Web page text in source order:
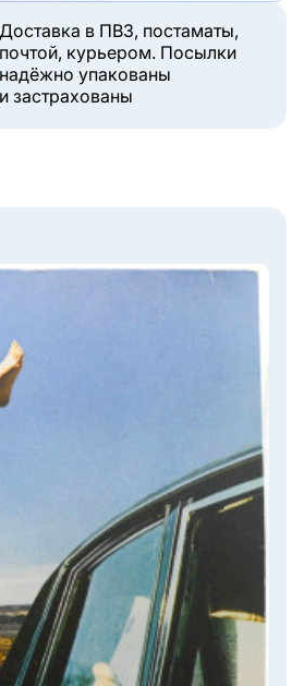
Доставка в ПВЗ, постаматы,
почтой, курьером. Посылки
надёжно упакованы
и застрахованы